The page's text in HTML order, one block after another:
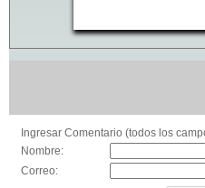
Ingresar Comentario (todos los
Nombre:
Correo: